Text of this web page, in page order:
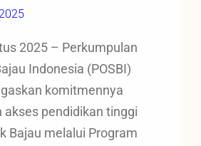
2025 – Perkumpulan
Indonesia (POSBI)
komitmennya
akses pendidikan tinggi
Bajau melalui Program